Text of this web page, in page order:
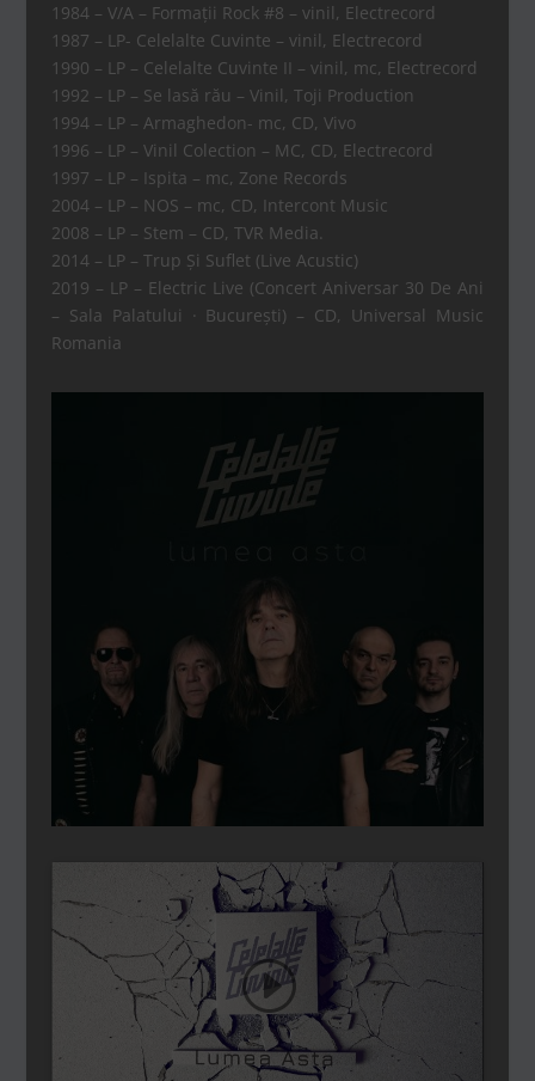
1984 – V/A – Formaţii Rock #8 – vinil, Electrecord
1987 – LP- Celelalte Cuvinte – vinil, Electrecord
1990 – LP – Celelalte Cuvinte II – vinil, mc, Electrecord
1992 – LP – Se lasă rău – Vinil, Toji Production
1994 – LP – Armaghedon- mc, CD, Vivo
1996 – LP – Vinil Colection – MC, CD, Electrecord
1997 – LP – Ispita – mc, Zone Records
2004 – LP – NOS – mc, CD, Intercont Music
2008 – LP – Stem – CD, TVR Media.
2014 – LP – Trup Și Suflet (Live Acustic)
2019 – LP – Electric Live (Concert Aniversar 30 De Ani
– Sala Palatului · București) – CD, Universal Music
Romania
Dă clic pentru a accepta cookie-urile
pentru marketing și pentru a activa
acest conținut